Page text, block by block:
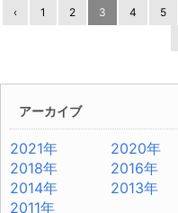
‹ 1 2 3 4 5
アーカイブ
2021年 2020年
2018年
2016年
2014年
2013年
2011年